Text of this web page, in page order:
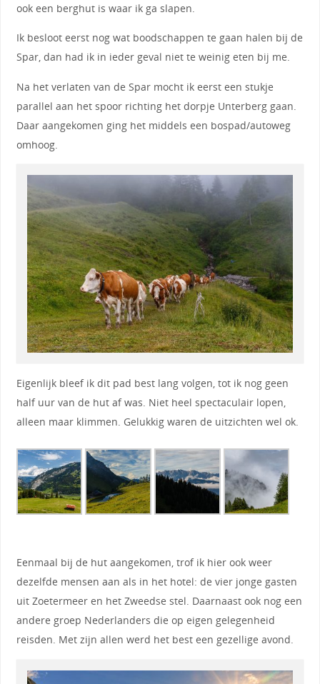
ook een berghut is waar ik ga slapen.
Ik besloot eerst nog wat boodschappen te gaan halen bij de
Spar, dan had ik in ieder geval niet te weinig eten bij me.
Na het verlaten van de Spar mocht ik eerst een stukje
parallel aan het spoor richting het dorpje Unterberg gaan.
Daar aangekomen ging het middels een bospad/autoweg
omhoog.
Eigenlijk bleef ik dit pad best lang volgen, tot ik nog geen
half uur van de hut af was. Niet heel spectaculair lopen,
alleen maar klimmen. Gelukkig waren de uitzichten wel ok.
Eenmaal bij de hut aangekomen, trof ik hier ook weer
dezelfde mensen aan als in het hotel: de vier jonge gasten
uit Zoetermeer en het Zweedse stel. Daarnaast ook nog een
andere groep Nederlanders die op eigen gelegenheid
reisden. Met zijn allen werd het best een gezellige avond.